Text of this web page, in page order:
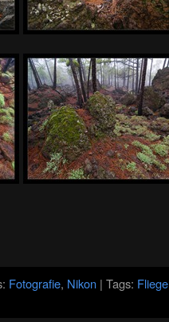
Fotografie, Nikon | Tags: